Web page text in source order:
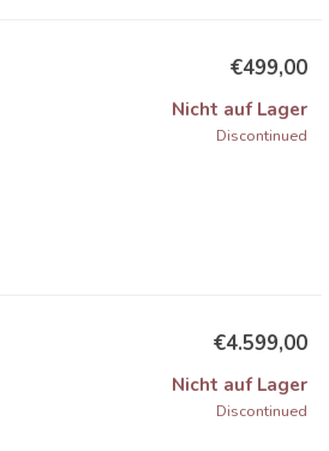
€499,00
Nicht auf Lager
Discontinued
€4.599,00
Nicht auf Lager
Discontinued